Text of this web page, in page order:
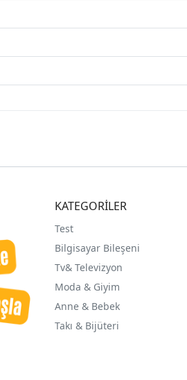
KATEGORİLER
Test
Bilgisayar Bileşeni
Tv& Televizyon
Moda & Giyim
Anne & Bebek
Takı & Bijüteri